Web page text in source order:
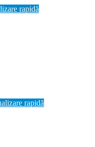
rapidă
rapidă